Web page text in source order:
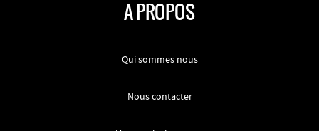
A PROPOS
Qui sommes nous
Nous contacter